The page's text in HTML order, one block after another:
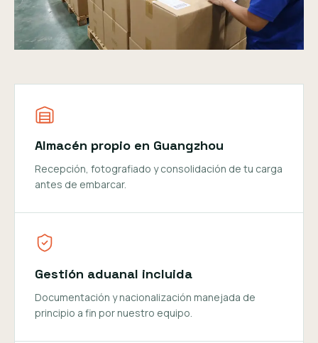
Almacén propio en Guangzhou
Recepción, fotografiado y consolidación de tu carga
antes de embarcar.
Gestión aduanal incluida
Documentación y nacionalización manejada de
principio a fin por nuestro equipo.